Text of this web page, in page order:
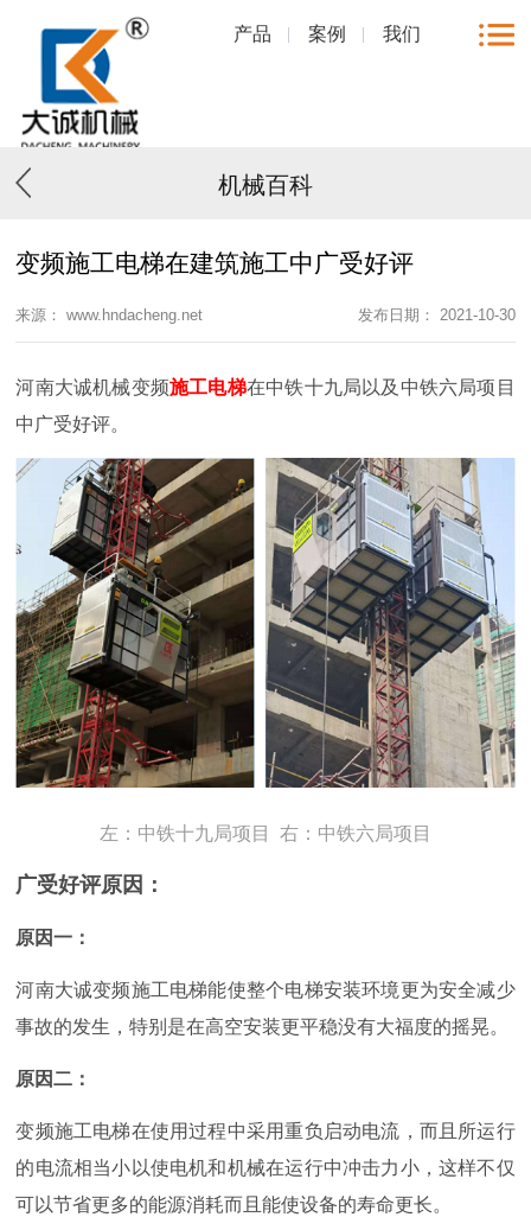
产品 案例 我们
机械百科
变频施工电梯在建筑施工中广受好评
来源： www.hndacheng.net 发布日期： 2021-10-30
河南大诚机械变频施工电梯在中铁十九局以及中铁六局项目
中广受好评。
左：中铁十九局项目 右：中铁六局项目
广受好评原因：
原因一：
河南大诚变频施工电梯能使整个电梯安装环境更为安全减少
事故的发生，特别是在高空安装更平稳没有大福度的摇晃。
原因二：
变频施工电梯在使用过程中采用重负启动电流，而且所运行
的电流相当小以使电机和机械在运行中冲击力小，这样不仅
可以节省更多的能源消耗而且能使设备的寿命更长。